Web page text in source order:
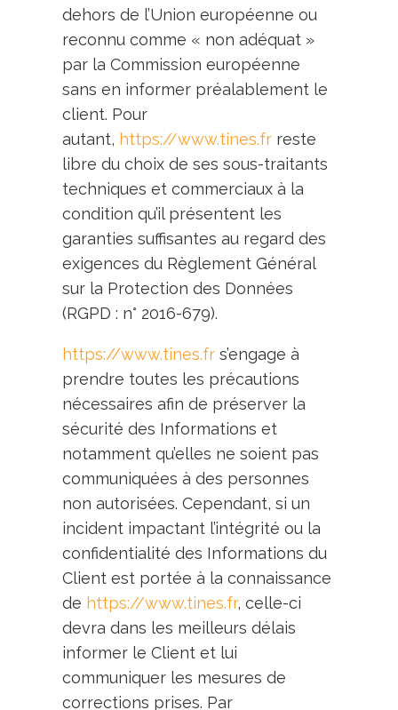
dehors de l’Union européenne ou
reconnu comme « non adéquat »
par la Commission européenne
sans en informer préalablement le
client. Pour
autant, https://www.tines.fr reste
libre du choix de ses sous-traitants
techniques et commerciaux à la
condition qu’il présentent les
garanties suffisantes au regard des
exigences du Règlement Général
sur la Protection des Données
(RGPD : n° 2016-679).
https://www.tines.fr s’engage à
prendre toutes les précautions
nécessaires afin de préserver la
sécurité des Informations et
notamment qu’elles ne soient pas
communiquées à des personnes
non autorisées. Cependant, si un
incident impactant l’intégrité ou la
confidentialité des Informations du
Client est portée à la connaissance
de https://www.tines.fr, celle-ci
devra dans les meilleurs délais
informer le Client et lui
communiquer les mesures de
corrections prises. Par